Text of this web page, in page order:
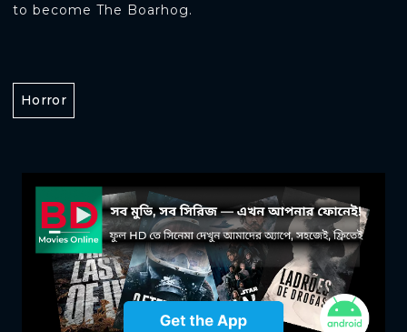
to become The Boarhog.
Horror